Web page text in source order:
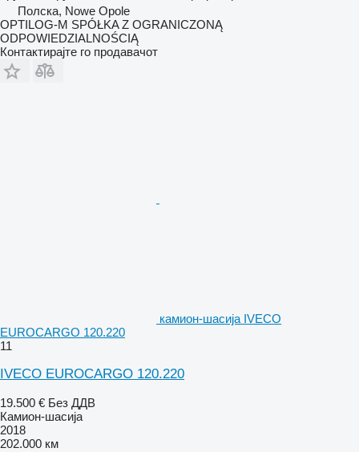
Полска, Nowe Opole
OPTILOG-M SPÓŁKA Z OGRANICZONĄ
ODPOWIEDZIALNOŚCIĄ
Контактирајте го продавачот
камион-шасија IVECO
EUROCARGO 120.220
11
IVECO EUROCARGO 120.220
19.500 € Без ДДВ
Камион-шасија
2018
202.000 км